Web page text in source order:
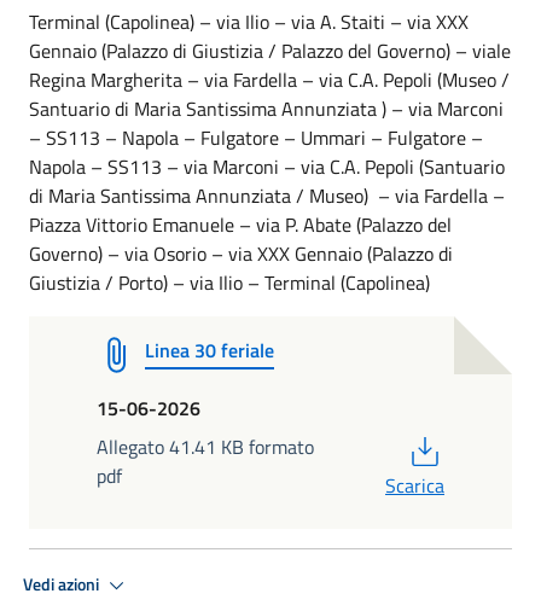
Terminal (Capolinea) – via Ilio – via A. Staiti – via XXX
Gennaio (Palazzo di Giustizia / Palazzo del Governo) – viale
Regina Margherita – via Fardella – via C.A. Pepoli (Museo /
Santuario di Maria Santissima Annunziata ) – via Marconi
– SS113 – Napola – Fulgatore – Ummari – Fulgatore –
Napola – SS113 – via Marconi – via C.A. Pepoli (Santuario
di Maria Santissima Annunziata / Museo) – via Fardella –
Piazza Vittorio Emanuele – via P. Abate (Palazzo del
Governo) – via Osorio – via XXX Gennaio (Palazzo di
Giustizia / Porto) – via Ilio – Terminal (Capolinea)
Linea 30 feriale
15-06-2026
Allegato 41.41 KB formato
pdf
Scarica
Vedi azioni